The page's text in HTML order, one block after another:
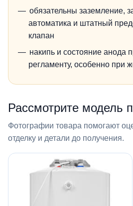
обязательны заземление,
автоматика и штатный
клапан
накипь и состояние анода
регламенту, особенно при
Рассмотрите модель
Фотографии товара помогают
отделку и детали до получения.